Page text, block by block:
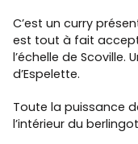
C’est un curry
est tout à fait
l’échelle de Scoville.
d’Espelette.
Toute la puissance
l’intérieur du